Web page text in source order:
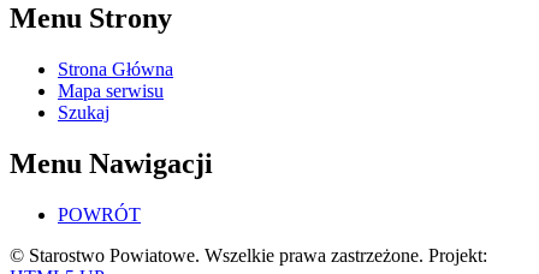
Menu Strony
Strona Główna
Mapa serwisu
Szukaj
Menu Nawigacji
POWRÓT
© Starostwo Powiatowe. Wszelkie prawa zastrzeżone. Projekt: